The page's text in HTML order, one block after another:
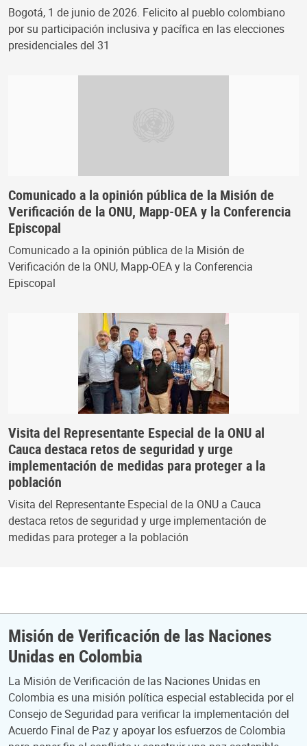
Bogotá, 1 de junio de 2026. Felicito al pueblo colombiano
por su participación inclusiva y pacífica en las elecciones
presidenciales del 31
Comunicado a la opinión pública de la Misión de
Verificación de la ONU, Mapp-OEA y la Conferencia
Episcopal
Comunicado a la opinión pública de la Misión de
Verificación de la ONU, Mapp-OEA y la Conferencia
Episcopal
Visita del Representante Especial de la ONU al
Cauca destaca retos de seguridad y urge
implementación de medidas para proteger a la
población
Visita del Representante Especial de la ONU a Cauca
destaca retos de seguridad y urge implementación de
medidas para proteger a la población
Misión de Verificación de las Naciones
Unidas en Colombia
La Misión de Verificación de las Naciones Unidas en
Colombia es una misión política especial establecida por el
Consejo de Seguridad para verificar la implementación del
Acuerdo Final de Paz y apoyar los esfuerzos de Colombia